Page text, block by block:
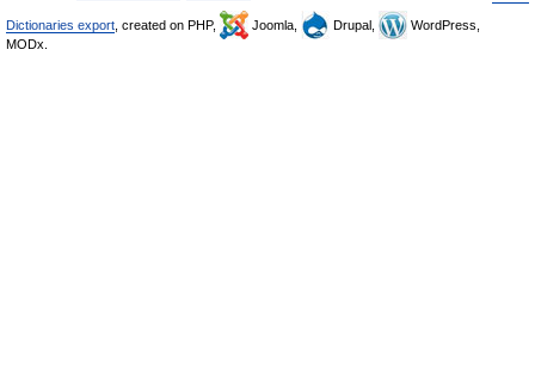
Dictionaries export , created on PHP, Joomla, Drupal,
WordPress,
MODx.